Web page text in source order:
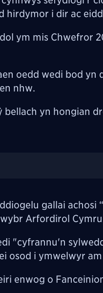
hirdymor i dir ac
ym mis Chwefror
oedd wedi bod
nhw.
bellach yn hongian
gallai
Arfordirol
"cyfrannu'n
osod i ymwelwyr
enwog o